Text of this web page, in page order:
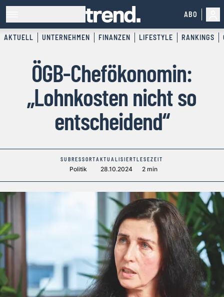
ABO
AKTUELL UNTERNEHMEN FINANZEN LIFESTYLE RANKINGS
ÖGB-Chefökonomin:
„Lohnkosten nicht so
entscheidend“
SUBRESSORT
Politik
AKTUALISIERT
28.10.2024
LESEZEIT
2 min